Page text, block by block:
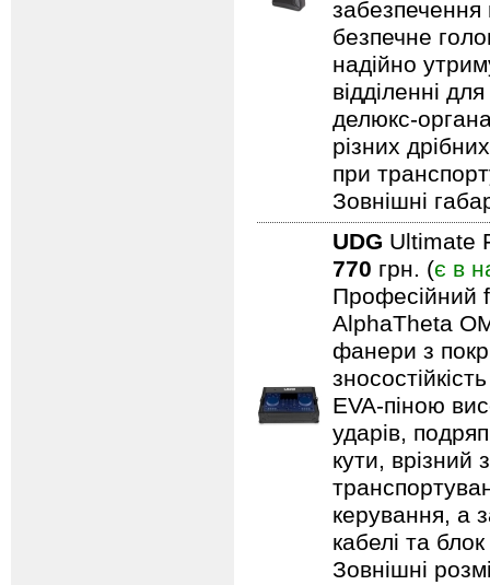
забезпечення
безпечне
надійно
відділенні
делюкс-
різних
при
Зовнішні
UDG Ultimate
770 грн. (є в
Професійний
AlphaTheta
фанери з
EVA-піною
ударів,
кути,
керування, а
кабелі та
Зовнішні